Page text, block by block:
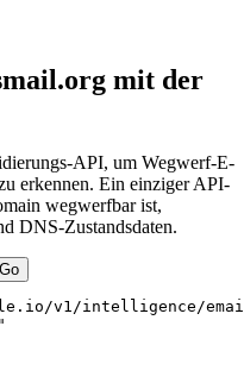
mit der
API, um Wegwerf-E-
erkennen. Ein einziger API-
wegwerfbar ist,
DNS-Zustandsdaten.
Go
v1/intelligence/